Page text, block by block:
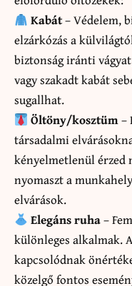
Kabát– Védelem,
elzárkózás a
biztonság iránti
vagy szakadt kabát
sugallhat.
Öltöny/kosztüm–
társadalmi
kényelmetlenül érzed
nyomaszt a
elvárások.
Elegáns ruha–
különleges alkalmak.
kapcsolódnak
közelgő fontos